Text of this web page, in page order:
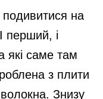
подивитися на
перший, і
які саме там
з плити
Знизу